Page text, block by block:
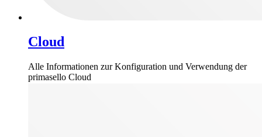
Cloud
Alle Informationen zur Konfiguration und Verwendung der
primasello Cloud